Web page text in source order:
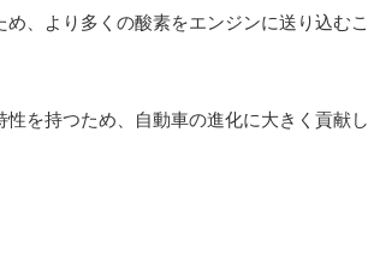
、より多くの酸素をエンジンに送り込むこ
性を持つため、自動車の進化に大きく貢献